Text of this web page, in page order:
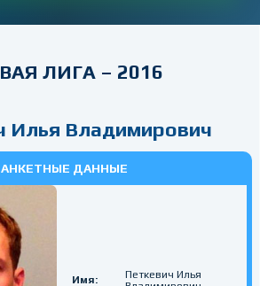
ЛИГА – 2016
Илья Владимирович
АНКЕТНЫЕ ДАННЫЕ
Имя:
Петкевич Илья